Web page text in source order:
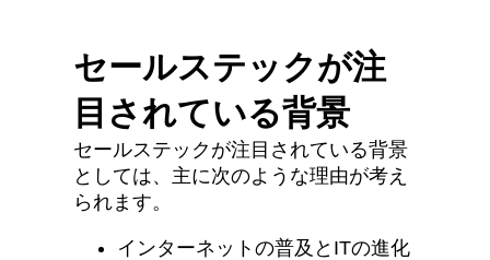
セールステックが注
目されている背景
セールステックが注目されている背景
としては、主に次のような理由が考え
られます。
インターネットの普及とITの進化